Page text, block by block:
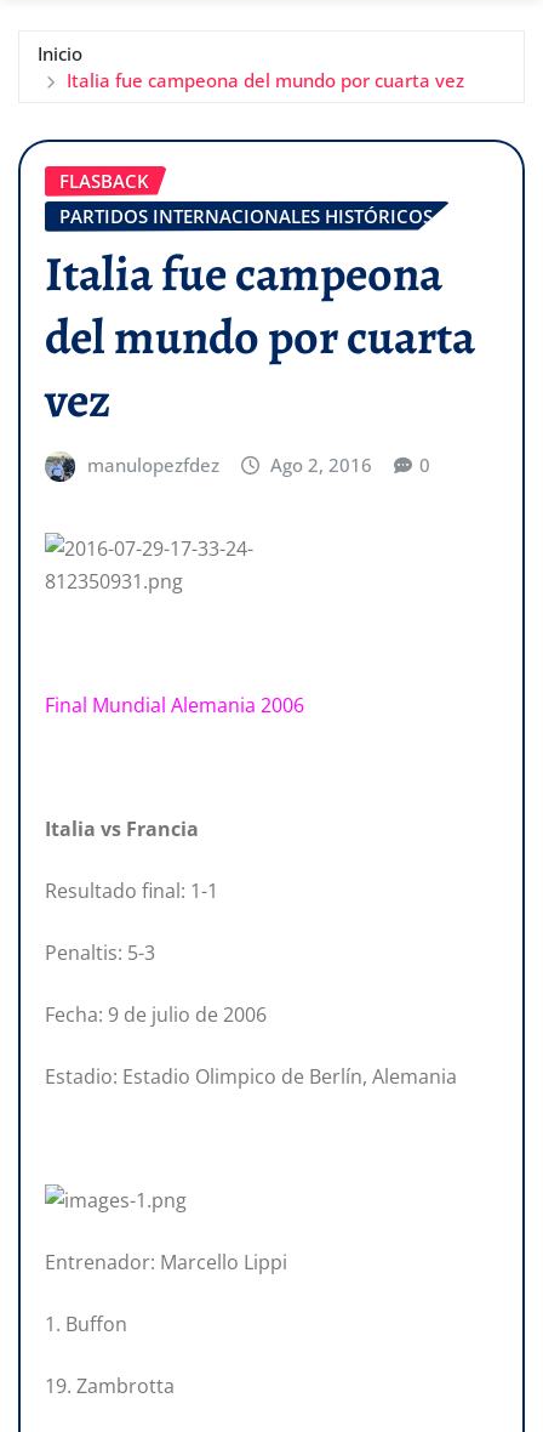
Inicio
Italia fue campeona del mundo por cuarta vez
FLASBACK
PARTIDOS INTERNACIONALES HISTÓRICOS
Italia fue campeona
del mundo por cuarta
vez
manulopezfdez Ago 2, 2016 0
Final Mundial Alemania 2006
Italia vs Francia
Resultado final: 1-1
Penaltis: 5-3
Fecha: 9 de julio de 2006
Estadio: Estadio Olimpico de Berlín, Alemania
Entrenador: Marcello Lippi
1. Buffon
19. Zambrotta